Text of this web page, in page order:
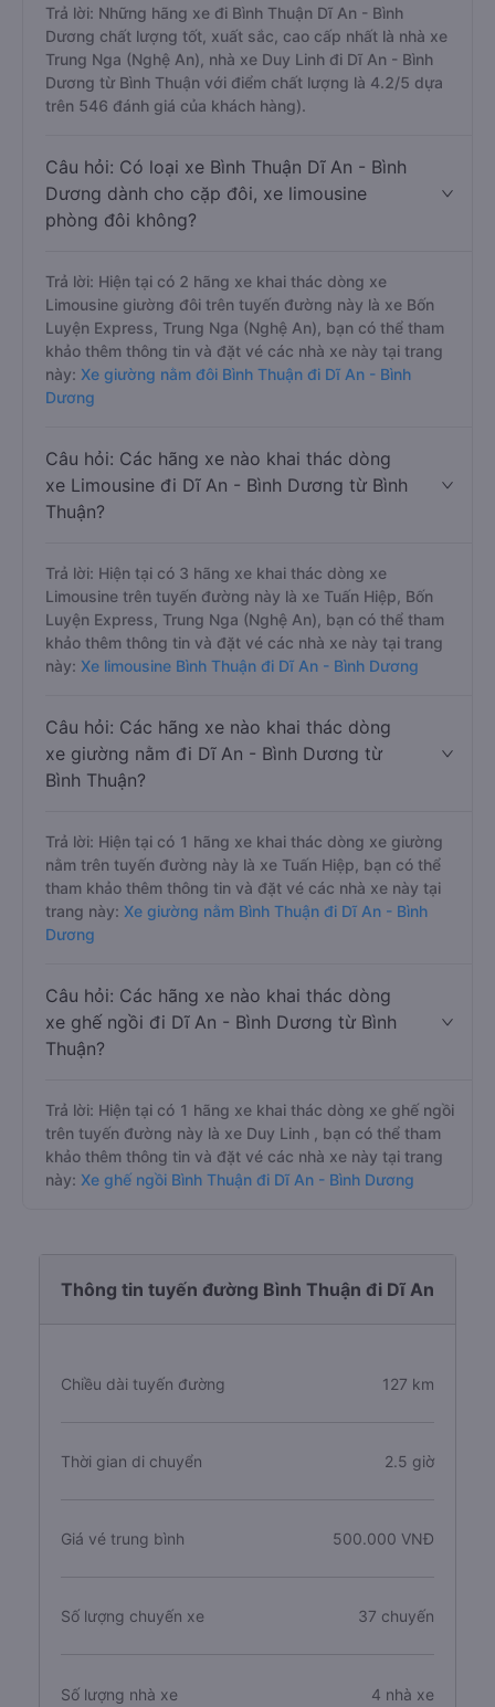
Trả lời: Những hãng xe đi Bình Thuận Dĩ An - Bình
Dương chất lượng tốt, xuất sắc, cao cấp nhất là nhà xe
Trung Nga (Nghệ An), nhà xe Duy Linh đi Dĩ An - Bình
Dương từ Bình Thuận với điểm chất lượng là 4.2/5 dựa
trên 546 đánh giá của khách hàng).
Câu hỏi: Có loại xe Bình Thuận Dĩ An - Bình
Dương dành cho cặp đôi, xe limousine
phòng đôi không?
Trả lời: Hiện tại có 2 hãng xe khai thác dòng xe
Limousine giường đôi trên tuyến đường này là xe Bốn
Luyện Express, Trung Nga (Nghệ An), bạn có thể tham
khảo thêm thông tin và đặt vé các nhà xe này tại trang
này: Xe giường nằm đôi Bình Thuận đi Dĩ An - Bình
Dương
Câu hỏi: Các hãng xe nào khai thác dòng
xe Limousine đi Dĩ An - Bình Dương từ Bình
Thuận?
Trả lời: Hiện tại có 3 hãng xe khai thác dòng xe
Limousine trên tuyến đường này là xe Tuấn Hiệp, Bốn
Luyện Express, Trung Nga (Nghệ An), bạn có thể tham
khảo thêm thông tin và đặt vé các nhà xe này tại trang
này: Xe limousine Bình Thuận đi Dĩ An - Bình Dương
Câu hỏi: Các hãng xe nào khai thác dòng
xe giường nằm đi Dĩ An - Bình Dương từ
Bình Thuận?
Trả lời: Hiện tại có 1 hãng xe khai thác dòng xe giường
nằm trên tuyến đường này là xe Tuấn Hiệp, bạn có thể
tham khảo thêm thông tin và đặt vé các nhà xe này tại
trang này: Xe giường nằm Bình Thuận đi Dĩ An - Bình
Dương
Câu hỏi: Các hãng xe nào khai thác dòng
xe ghế ngồi đi Dĩ An - Bình Dương từ Bình
Thuận?
Trả lời: Hiện tại có 1 hãng xe khai thác dòng xe ghế ngồi
trên tuyến đường này là xe Duy Linh , bạn có thể tham
khảo thêm thông tin và đặt vé các nhà xe này tại trang
này: Xe ghế ngồi Bình Thuận đi Dĩ An - Bình Dương
Thông tin tuyến đường Bình Thuận đi Dĩ An
Chiều dài tuyến đường 127 km
Thời gian di chuyển 2.5 giờ
Giá vé trung bình 500.000 VNĐ
Số lượng chuyến xe 37 chuyến
Số lượng nhà xe 4 nhà xe